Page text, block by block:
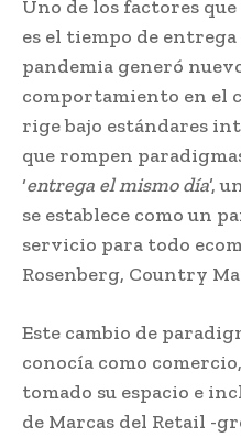
Uno de los factores
es el tiempo de
pandemia generó
comportamiento en el
rige bajo estándares
que rompen
‘entrega el mismo día’,
se establece como un
servicio para todo
Rosenberg, Country
Este cambio de
conocía como
tomado su espacio e
de Marcas del Retail -